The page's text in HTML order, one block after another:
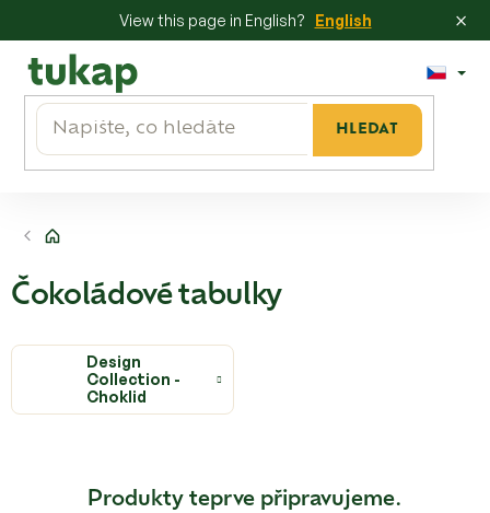
View this page in English? English ×
obsah
HLEDAT
Domů
Čokoládové tabulky
Design
Collection -
Choklid
Produkty teprve připravujeme.